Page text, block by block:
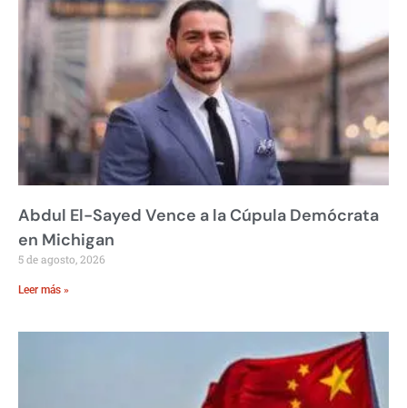
Abdul El-Sayed Vence a la Cúpula Demócrata
en Michigan
5 de agosto, 2026
Leer más »